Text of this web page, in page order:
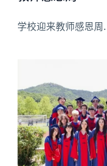
学校迎来教师感恩周.